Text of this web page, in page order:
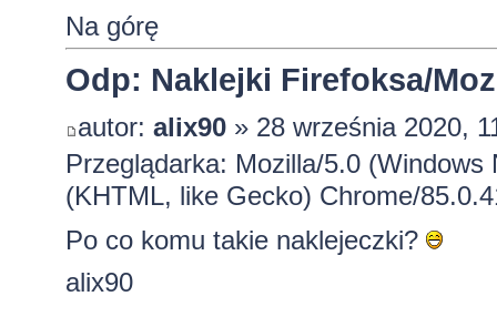
Na górę
Odp: Naklejki Firefoksa/
autor: alix90» 28 września 2020,
Przeglądarka: Mozilla/5.0
(KHTML, like Gecko) Chrome/
Po co komu takie naklejeczki?
alix90